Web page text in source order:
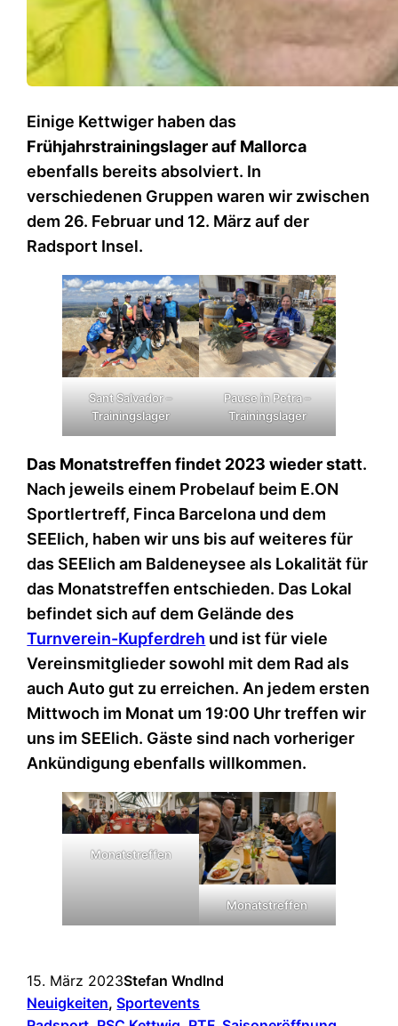
Einige Kettwiger haben das
Frühjahrstrainingslager auf Mallorca
ebenfalls bereits absolviert. In
verschiedenen Gruppen waren wir zwischen
dem 26. Februar und 12. März auf der
Radsport Insel.
Sant Salvador –
Trainingslager
Pause in Petra –
Trainingslager
Das Monatstreffen findet 2023 wieder statt.
Nach jeweils einem Probelauf beim E.ON
Sportlertreff, Finca Barcelona und dem
SEElich, haben wir uns bis auf weiteres für
das SEElich am Baldeneysee als Lokalität für
das Monatstreffen entschieden. Das Lokal
befindet sich auf dem Gelände des
Turnverein-Kupferdreh und ist für viele
Vereinsmitglieder sowohl mit dem Rad als
auch Auto gut zu erreichen. An jedem ersten
Mittwoch im Monat um 19:00 Uhr treffen wir
uns im SEElich. Gäste sind nach vorheriger
Ankündigung ebenfalls willkommen.
Monatstreffen
Monatstreffen
15. März 2023Stefan Wndlnd
Neuigkeiten, Sportevents